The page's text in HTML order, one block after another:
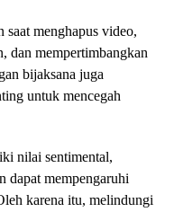
menghapus video,
dan mempertimbangkan
bijaksana juga
untuk mencegah
nilai sentimental,
dapat mempengaruhi
karena itu, melindungi